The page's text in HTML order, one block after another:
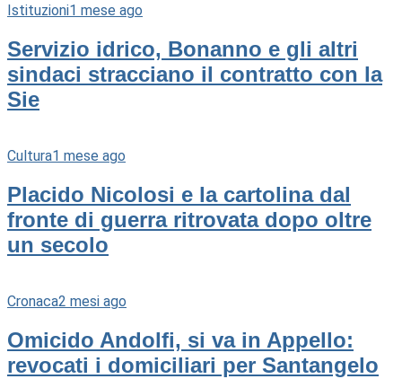
Istituzioni1 mese ago
Servizio idrico, Bonanno e gli altri
sindaci stracciano il contratto con la
Sie
Cultura1 mese ago
Placido Nicolosi e la cartolina dal
fronte di guerra ritrovata dopo oltre
un secolo
Cronaca2 mesi ago
Omicido Andolfi, si va in Appello:
revocati i domiciliari per Santangelo